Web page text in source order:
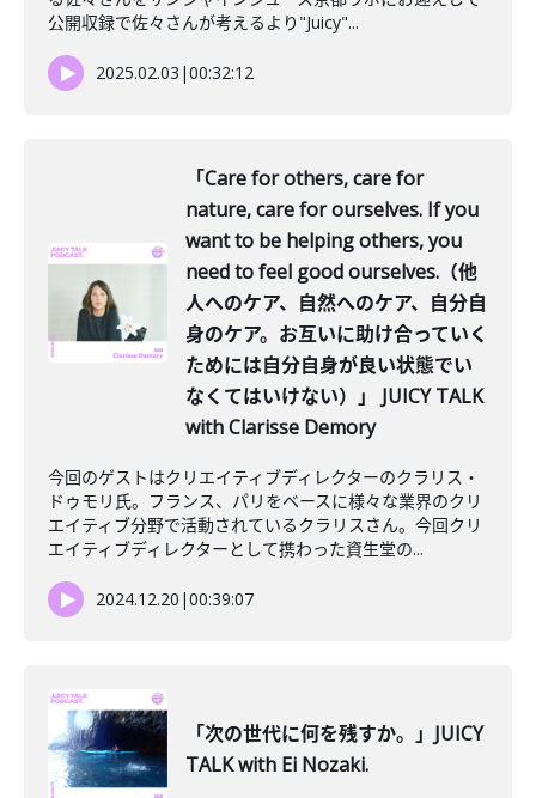
公開収録で佐々さんが考えるより"Juicy"...
2025.02.03 |00:32:12
「Care for others, care for
nature, care for ourselves. If you
want to be helping others, you
need to feel good ourselves.（他
人へのケア、自然へのケア、自分自
身のケア。お互いに助け合っていく
ためには自分自身が良い状態でい
なくてはいけない）」 JUICY TALK
with Clarisse Demory
今回のゲストはクリエイティブディレクターのクラリス・
ドゥモリ氏。フランス、パリをベースに様々な業界のクリ
エイティブ分野で活動されているクラリスさん。今回クリ
エイティブディレクターとして携わった資生堂の...
2024.12.20 |00:39:07
「次の世代に何を残すか。」JUICY
TALK with Ei Nozaki.